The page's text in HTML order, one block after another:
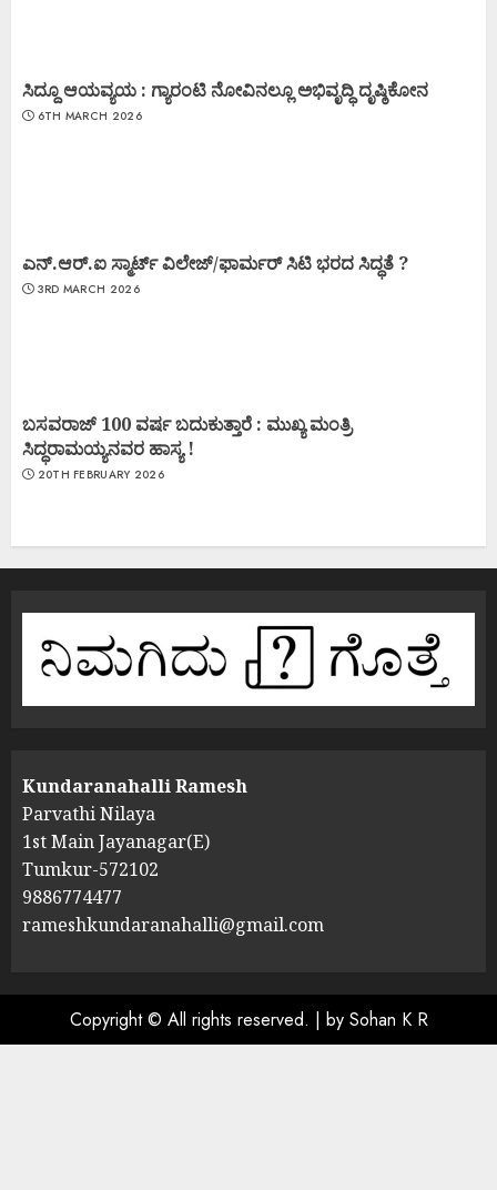
ಸಿದ್ದೂ ಆಯವ್ಯಯ : ಗ್ಯಾರಂಟಿ ನೋವಿನಲ್ಲೂ ಅಭಿವೃದ್ಧಿ ದೃಷ್ಠಿಕೋನ
6TH MARCH 2026
ಎನ್.ಆರ್.ಐ ಸ್ಮಾರ್ಟ್ ವಿಲೇಜ್/ಫಾರ್ಮರ್ ಸಿಟಿ ಭರದ ಸಿದ್ಧತೆ ?
3RD MARCH 2026
ಬಸವರಾಜ್ 100 ವರ್ಷ ಬದುಕುತ್ತಾರೆ : ಮುಖ್ಯ ಮಂತ್ರಿ
ಸಿದ್ಧರಾಮಯ್ಯನವರ ಹಾಸ್ಯ !
20TH FEBRUARY 2026
Kundaranahalli Ramesh
Parvathi Nilaya
1st Main Jayanagar(E)
Tumkur-572102
9886774477
rameshkundaranahalli@gmail.com
Copyright © All rights reserved. | by Sohan K R